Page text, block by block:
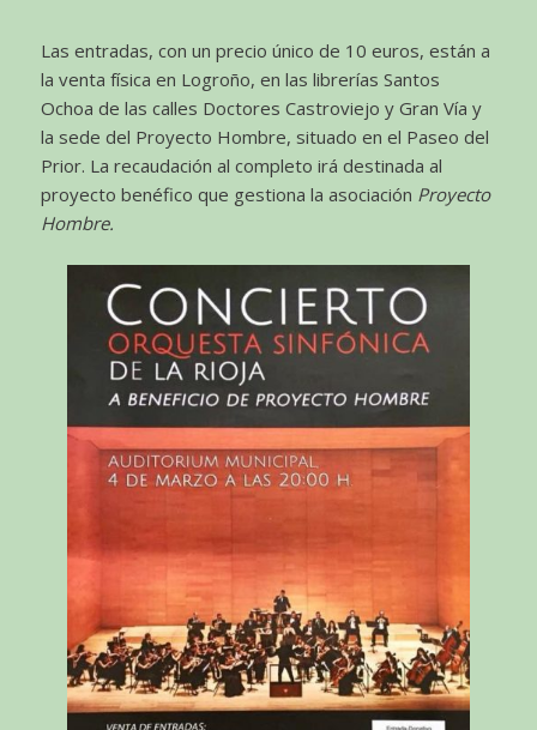
Las entradas, con un precio único de 10 euros, están a
la venta física en Logroño, en las librerías Santos
Ochoa de las calles Doctores Castroviejo y Gran Vía y
la sede del Proyecto Hombre, situado en el Paseo del
Prior. La recaudación al completo irá destinada al
proyecto benéfico que gestiona la asociación Proyecto
Hombre.